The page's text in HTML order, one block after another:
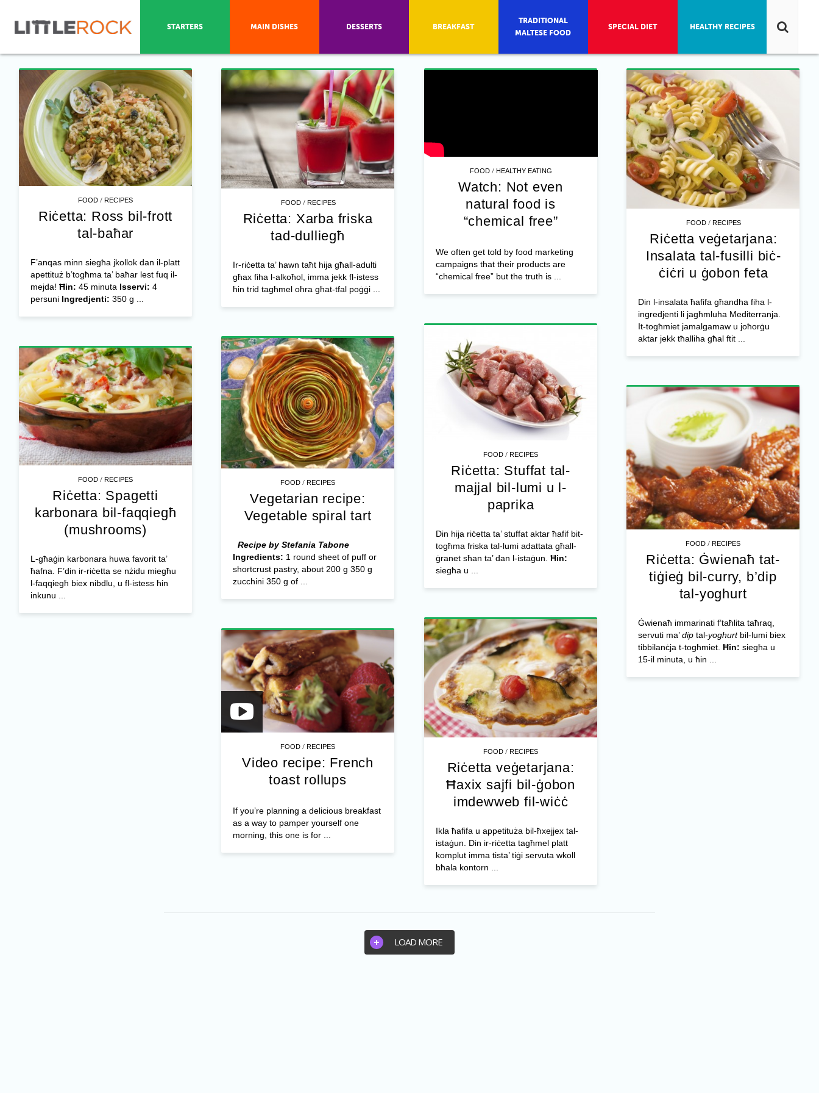
FOOD /RECIPES
Riċetta: Ross bil-frott
tal-baħar
F’anqas minn siegħa jkollok dan il-platt
apettituż b’togħma ta’ baħar lest fuq il-
mejda! Ħin: 45 minuta Isservi: 4
persuni Ingredjenti: 350 g ...
FOOD/ RECIPES
Riċetta: Xarba friska
tad-dulliegħ
Ir-riċetta ta’ hawn taħt hija għall-adulti
għax fiha l-alkoħol, imma jekk fl-istess
ħin trid tagħmel oħra għat-tfal poġġi ...
FOOD/ HEALTHY EATING
Watch: Not even
natural food is
“chemical free”
We often get told by food marketing
campaigns that their products are
“chemical free” but the truth is ...
FOOD/ RECIPES
Riċetta veġetarjana:
Insalata tal-fusilli biċ-
ċiċri u ġobon feta
Din l-insalata ħafifa għandha fiha l-
ingredjenti li jagħmluha Mediterranja.
It-togħmiet jamalgamaw u joħorġu
aktar jekk tħalliha għal ftit ...
FOOD /RECIPES
Riċetta: Stuffat tal-
majjal bil-lumi u l-
paprika
Din hija riċetta ta’ stuffat aktar ħafif bit-
togħma friska tal-lumi adattata għall-
ġranet sħan ta’ dan l-istaġun. Ħin:
siegħa u ...
FOOD /RECIPES
Vegetarian recipe:
Vegetable spiral tart
Recipe by Stefania Tabone
Ingredients: 1 round sheet of puff or
shortcrust pastry, about 200 g 350 g
zucchini 350 g of ...
FOOD /RECIPES
Riċetta: Spagetti
karbonara bil-faqqiegħ
(mushrooms)
L-għaġin karbonara huwa favorit ta’
ħafna. F’din ir-riċetta se nżidu miegħu
l-faqqiegħ biex nibdlu, u fl-istess ħin
inkunu ...
FOOD /RECIPES
Riċetta: Ġwienaħ tat-
tiġieġ bil-curry, b’dip
tal-yoghurt
Ġwienaħ immarinati f’taħlita taħraq,
servuti ma’diptal-yoghurtbil-lumi biex
tibbilanċja t-togħmiet. Ħin: siegħa u
15-il minuta, u ħin ...
FOOD /RECIPES
Riċetta veġetarjana:
Ħaxix sajfi bil-ġobon
imdewweb fil-wiċċ
Ikla ħafifa u appetituża bil-ħxejjex tal-
istaġun. Din ir-riċetta tagħmel platt
komplut imma tista’ tiġi servuta wkoll
bħala kontorn ...
FOOD /RECIPES
Video recipe: French
toast rollups
If you’re planning a delicious breakfast
as a way to pamper yourself one
morning, this one is for ...
LOAD MORE
STARTERS MAIN DISHES DESSERTS BREAKFAST
TRADITIONAL
MALTESE FOOD
SPECIAL DIET HEALTHY RECIPES